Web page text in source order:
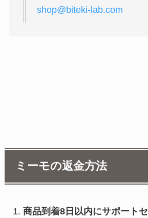
shop@biteki-lab.com
ミーモの返金方法
商品到着8日以内にサポート